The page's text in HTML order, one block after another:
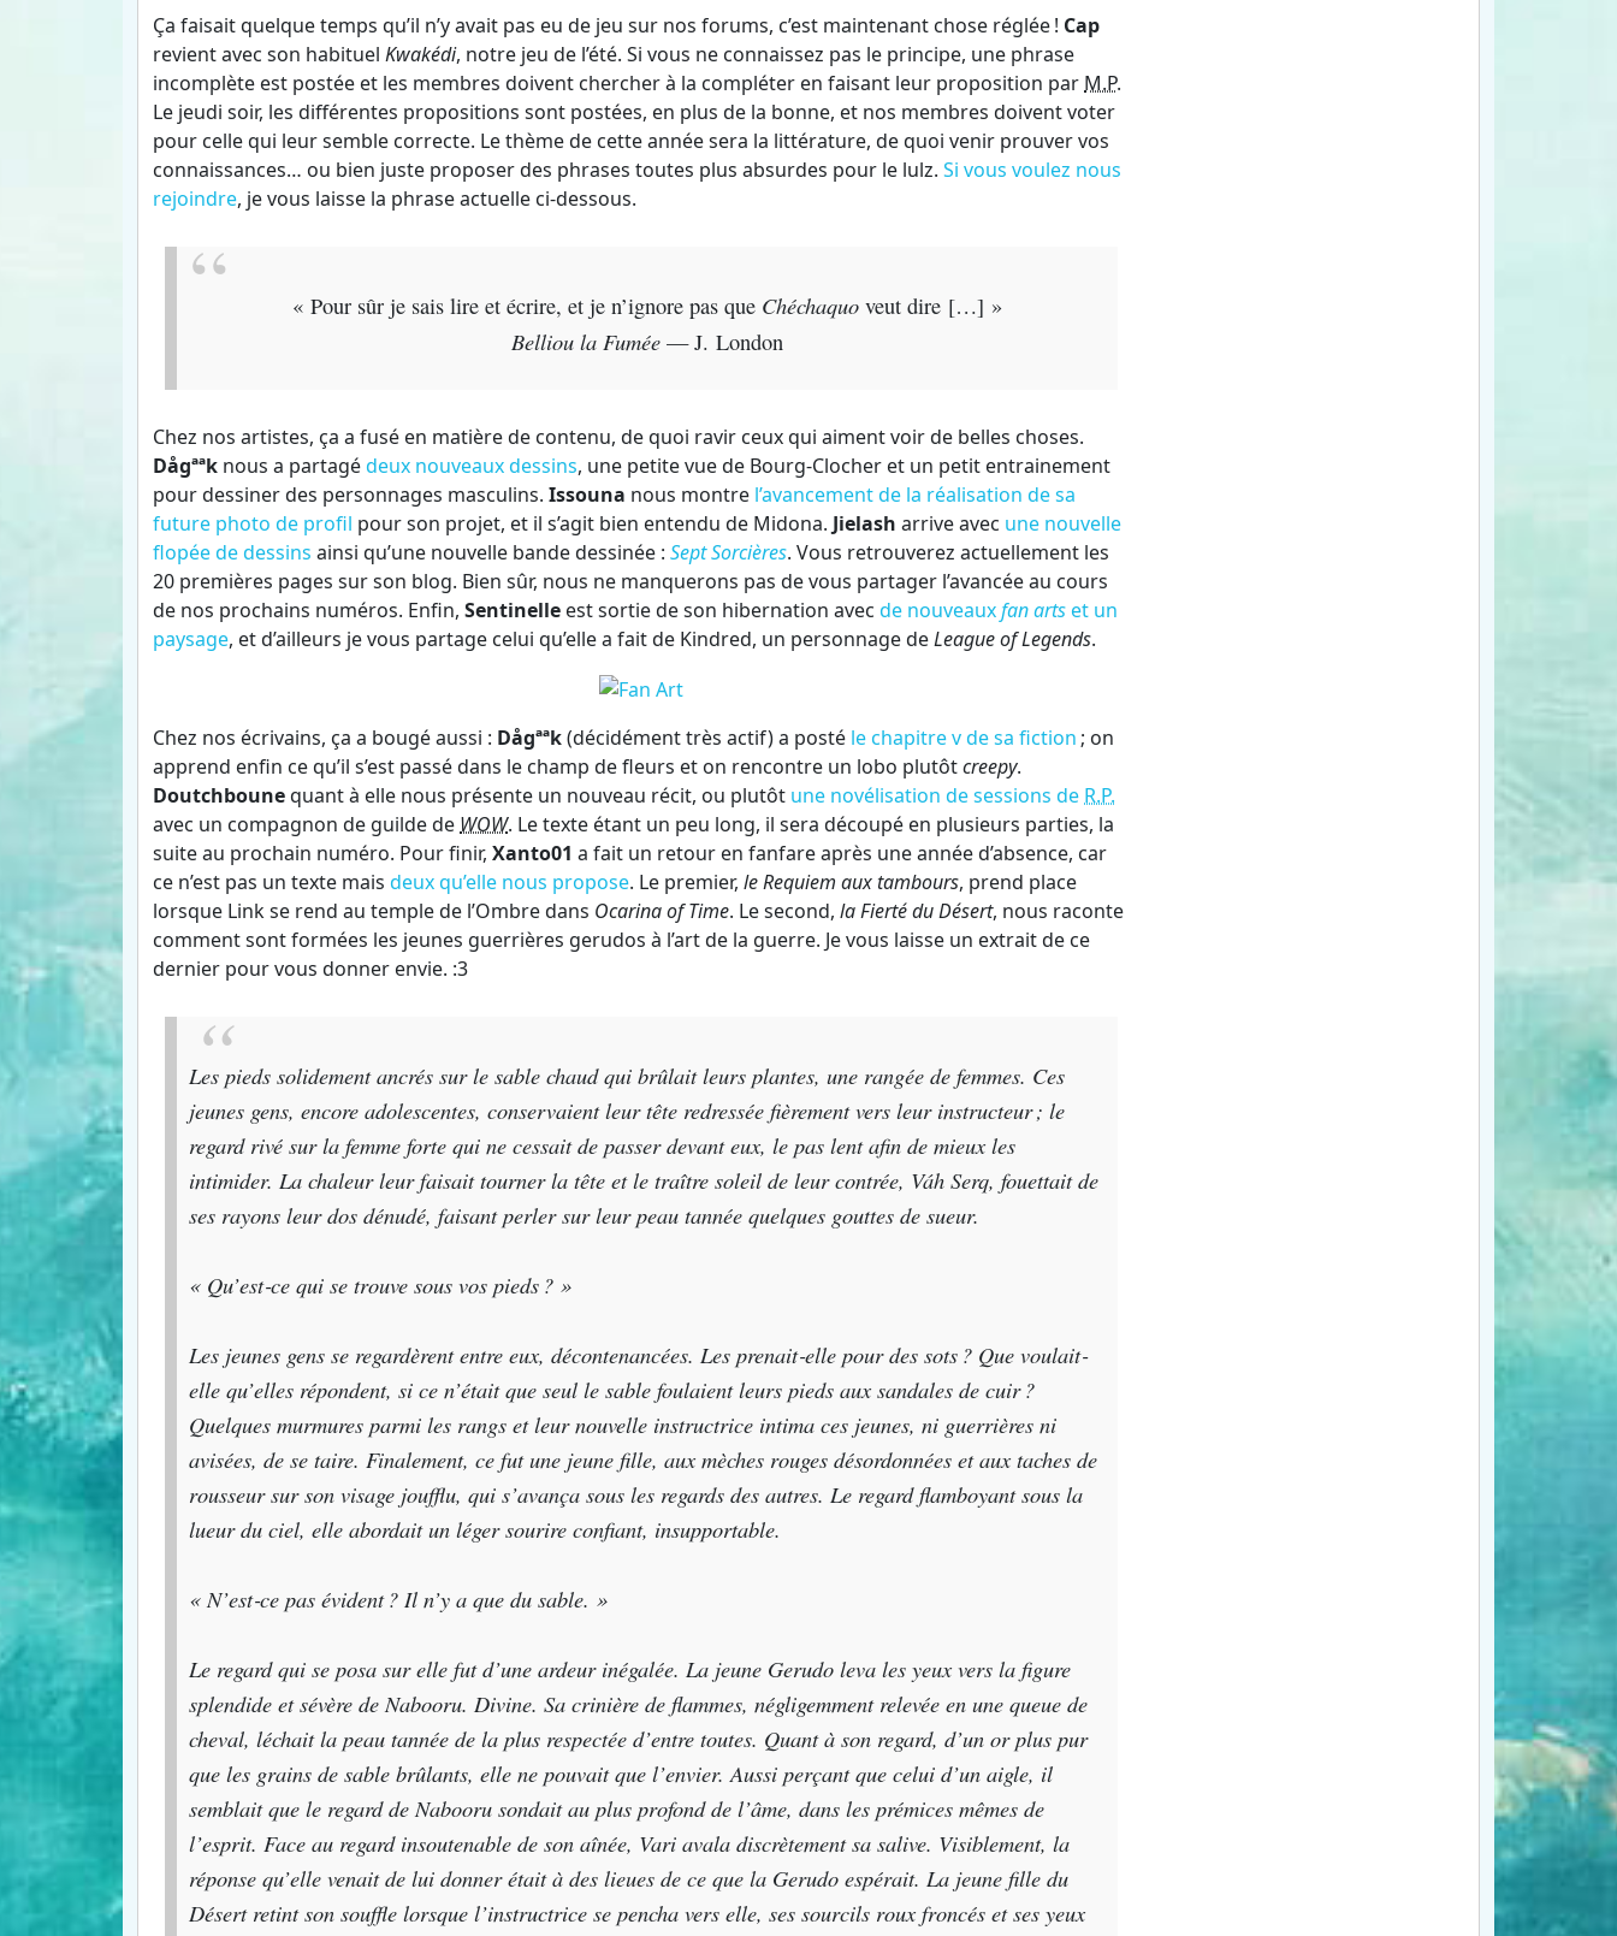
Ça faisait quelque temps qu’il n’y avait pas eu de jeu sur nos forums, c’est maintenant chose réglée ! Cap
revient avec son habituel Kwakédi, notre jeu de l’été. Si vous ne connaissez pas le principe, une phrase
incomplète est postée et les membres doivent chercher à la compléter en faisant leur proposition par M.P.
Le jeudi soir, les différentes propositions sont postées, en plus de la bonne, et nos membres doivent voter
pour celle qui leur semble correcte. Le thème de cette année sera la littérature, de quoi venir prouver vos
connaissances… ou bien juste proposer des phrases toutes plus absurdes pour le lulz. Si vous voulez nous
rejoindre, je vous laisse la phrase actuelle ci-dessous.
« Pour sûr je sais lire et écrire, et je n’ignore pas que Chéchaquoveut dire […] »
Belliou la Fumée— J. London
Chez nos artistes, ça a fusé en matière de contenu, de quoi ravir ceux qui aiment voir de belles choses.
Dågªªk nous a partagédeux nouveaux dessins, une petite vue de Bourg-Clocher et un petit entrainement
pour dessiner des personnages masculins. Issouna nous montre l’avancement de la réalisation de sa
future photo de profil pour son projet, et il s’agit bien entendu de Midona. Jielash arrive avec une nouvelle
flopée de dessins ainsi qu’une nouvelle bande dessinée : Sept Sorcières. Vous retrouverez actuellement les
20 premières pages sur son blog. Bien sûr, nous ne manquerons pas de vous partager l’avancée au cours
de nos prochains numéros. Enfin, Sentinelle est sortie de son hibernation avec de nouveauxfan artset un
paysage, et d’ailleurs je vous partage celui qu’elle a fait de Kindred, un personnage deLeague of Legends.
Chez nos écrivains, ça a bougé aussi : Dågªªk(décidément très actif) a posté le chapitrevde sa fiction ; on
apprend enfin ce qu’il s’est passé dans le champ de fleurs et on rencontre un lobo plutôtcreepy.
Doutchbounequant à elle nous présente un nouveau récit, ou plutôt une novélisation de sessions de R.P.
avec un compagnon de guilde de WOW. Le texte étant un peu long, il sera découpé en plusieurs parties, la
suite au prochain numéro. Pour finir, Xanto01 a fait un retour en fanfare après une année d’absence, car
ce n’est pas un texte mais deux qu’elle nous propose. Le premier, le Requiem aux tambours, prend place
lorsque Link se rend au temple de l’Ombre dans Ocarina of Time. Le second, la Fierté du Désert, nous raconte
comment sont formées les jeunes guerrières gerudos à l’art de la guerre. Je vous laisse un extrait de ce
dernier pour vous donner envie. :3
Les pieds solidement ancrés sur le sable chaud qui brûlait leurs plantes, une rangée de femmes. Ces
jeunes gens, encore adolescentes, conservaient leur tête redressée ﬁèrement vers leur instructeur ; le
regard rivé sur la femme forte qui ne cessait de passer devant eux, le pas lent aﬁn de mieux les
intimider. La chaleur leur faisait tourner la tête et le traître soleil de leur contrée, Váh Serq, fouettait de
ses rayons leur dos dénudé, faisant perler sur leur peau tannée quelques gouttes de sueur.
« Qu’est‐ce qui se trouve sous vos pieds ? »
Les jeunes gens se regardèrent entre eux, décontenancées. Les prenait‐elle pour des sots ? Que voulait‐
elle qu’elles répondent, si ce n’était que seul le sable foulaient leurs pieds aux sandales de cuir ?
Quelques murmures parmi les rangs et leur nouvelle instructrice intima ces jeunes, ni guerrières ni
avisées, de se taire. Finalement, ce fut une jeune ﬁlle, aux mèches rouges désordonnées et aux taches de
rousseur sur son visage jouﬄu, qui s’avança sous les regards des autres. Le regard ﬂamboyant sous la
lueur du ciel, elle abordait un léger sourire conﬁant, insupportable.
« N’est‐ce pas évident ? Il n’y a que du sable. »
Le regard qui se posa sur elle fut d’une ardeur inégalée. La jeune Gerudo leva les yeux vers la ﬁgure
splendide et sévère de Nabooru. Divine. Sa crinière de ﬂammes, négligemment relevée en une queue de
cheval, léchait la peau tannée de la plus respectée d’entre toutes. Quant à son regard, d’un or plus pur
que les grains de sable brûlants, elle ne pouvait que l’envier. Aussi perçant que celui d’un aigle, il
semblait que le regard de Nabooru sondait au plus profond de l’âme, dans les prémices mêmes de
l’esprit. Face au regard insoutenable de son aînée, Vari avala discrètement sa salive. Visiblement, la
réponse qu’elle venait de lui donner était à des lieues de ce que la Gerudo espérait. La jeune ﬁlle du
Désert retint son souﬄe lorsque l’instructrice se pencha vers elle, ses sourcils roux froncés et ses yeux